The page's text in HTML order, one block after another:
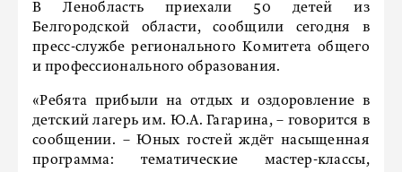
В Ленобласть приехали 50 детей из
Белгородской области, сообщили сегодня в
пресс-службе регионального Комитета общего
и профессионального образования.
«Ребята прибыли на отдых и оздоровление в
детский лагерь им. Ю.А. Гагарина, – говорится в
сообщении. – Юных гостей ждёт насыщенная
программа: тематические мастер-классы,